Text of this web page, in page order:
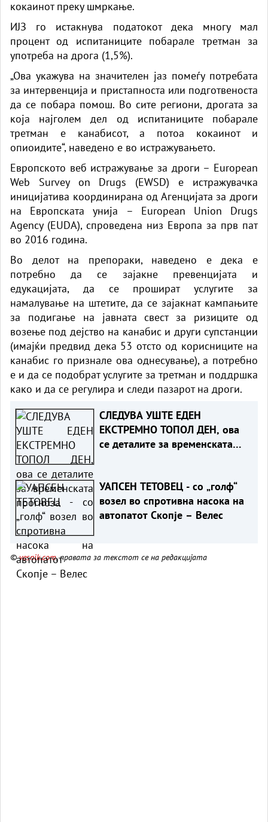
кокаинот преку шмркање.
ИЈЗ го истакнува податокот дека многу мал
процент од испитаниците побарале третман за
употреба на дрога (1,5%).
„Ова укажува на значителен јаз помеѓу потребата
за интервенција и пристапноста или подготвеноста
да се побара помош. Во сите региони, дрогата за
која најголем дел од испитаниците побарале
третман е канабисот, а потоа кокаинот и
опиоидите“, наведено е во истражувањето.
Европското веб истражување за дроги – European
Web Survey on Drugs (EWSD) е истражувачка
иницијатива координирана од Агенцијата за дроги
на Европската унија – European Union Drugs
Agency (EUDA), спроведена низ Европа за прв пат
во 2016 година.
Во делот на препораки, наведено е дека е
потребно да се зајакне превенцијата и
едукацијата, да се прошират услугите за
намалување на штетите, да се зајакнат кампањите
за подигање на јавната свест за ризиците од
возење под дејство на канабис и други супстанции
(имајќи предвид дека 53 отсто од корисниците на
канабис го признале ова однесување), а потребно
е и да се подобрат услугите за третман и поддршка
како и да се регулира и следи пазарот на дроги.
СЛЕДУВА УШТЕ ЕДЕН
ЕКСТРЕМНО ТОПОЛ ДЕН, ова
се деталите за временската
УАПСЕН ТЕТОВЕЦ - со „голф“
возел во спротивна насока на
автопатот Скопје – Велес
©vesnik.com, правата за текстот се на редакцијата